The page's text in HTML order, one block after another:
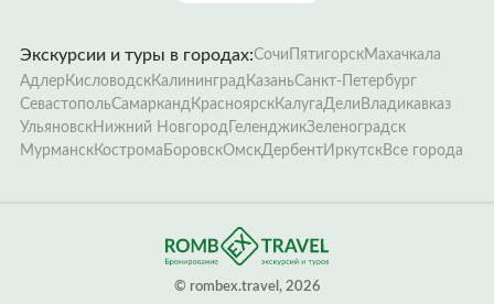
Экскурсии и туры в городах:Сочи ПятигорскМахачкала
Адлер КисловодскКалининград КазаньСанкт-Петербург
СевастопольСамарканд КрасноярскКалугаДели Владикавказ
УльяновскНижний Новгород ГеленджикЗеленоградск
МурманскКострома БоровскОмскДербентИркутскВсе города
­© rombex.travel, 2026